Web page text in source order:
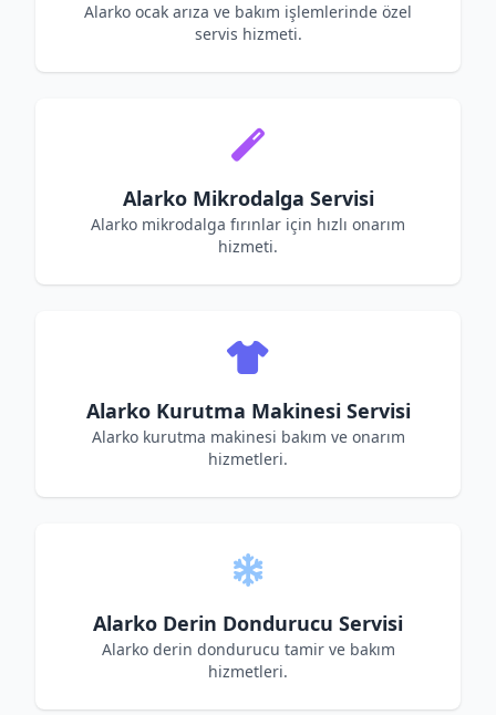
Alarko ocak arıza ve bakım işlemlerinde özel
servis hizmeti.
Alarko Mikrodalga Servisi
Alarko mikrodalga fırınlar için hızlı onarım
hizmeti.
Alarko Kurutma Makinesi Servisi
Alarko kurutma makinesi bakım ve onarım
hizmetleri.
Alarko Derin Dondurucu Servisi
Alarko derin dondurucu tamir ve bakım
hizmetleri.